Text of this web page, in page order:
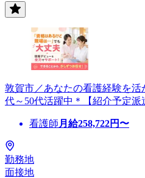
敦賀市／あなたの看護経験を
代～50代活躍中＊【紹介予定派
看護師 月給258,722円〜
勤務地
面接地